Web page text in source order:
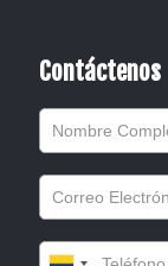
Contáctenos